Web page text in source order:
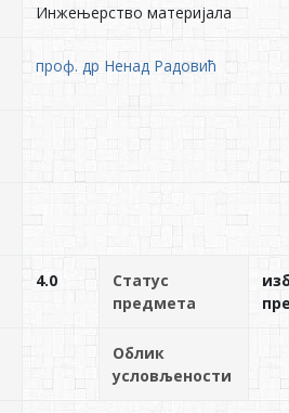
Инжењерство материјала
проф. др Ненад Радовић
4.0
Статус
предмета
Облик
условљености